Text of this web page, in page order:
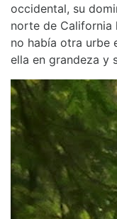
occidental, su
norte de California
no había otra urbe
ella en grandeza y